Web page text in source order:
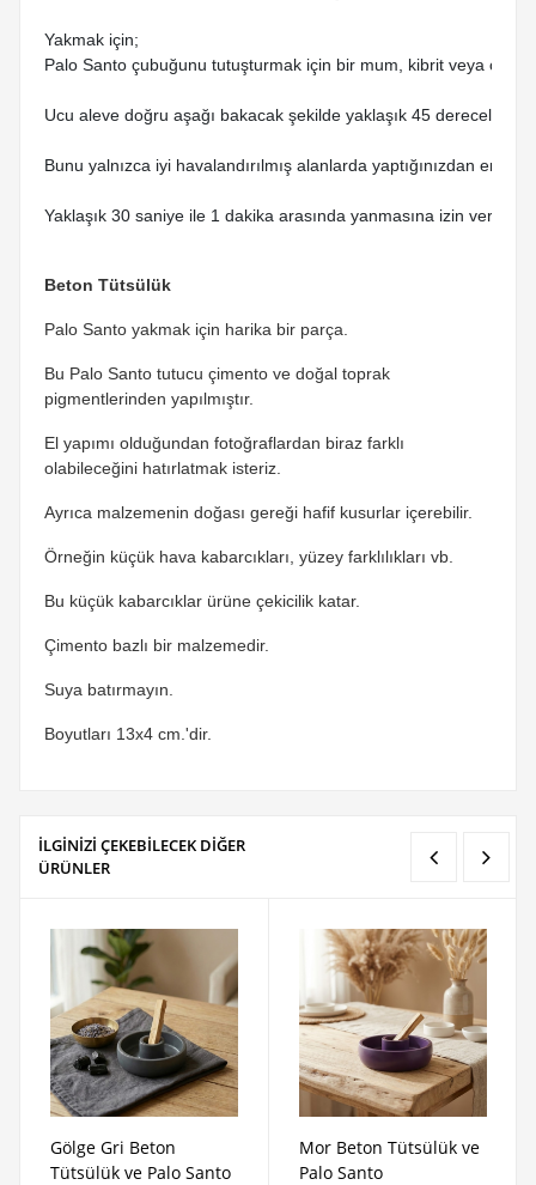
Yakmak için;
Palo Santo çubuğunu tutuşturmak için bir mum, kibrit veya
Ucu aleve doğru aşağı bakacak şekilde yaklaşık 45 derecelik bir
Bunu yalnızca iyi havalandırılmış alanlarda yaptığınızdan emin
Yaklaşık 30 saniye ile 1 dakika arasında yanmasına izin verin
Beton Tütsülük
Palo Santo yakmak için harika bir parça.
Bu Palo Santo tutucu çimento ve doğal toprak
pigmentlerinden yapılmıştır.
El yapımı olduğundan fotoğraflardan biraz farklı
olabileceğini hatırlatmak isteriz.
Ayrıca malzemenin doğası gereği hafif kusurlar içerebilir.
Örneğin küçük hava kabarcıkları, yüzey farklılıkları vb.
Bu küçük kabarcıklar ürüne çekicilik katar.
Çimento bazlı bir malzemedir.
Suya batırmayın.
Boyutları 13x4 cm.'dir.
İLGİNİZİ ÇEKEBİLECEK DİĞER
ÜRÜNLER
Gölge Gri Beton
Tütsülük ve Palo Santo
Mor Beton Tütsülük ve
Palo Santo